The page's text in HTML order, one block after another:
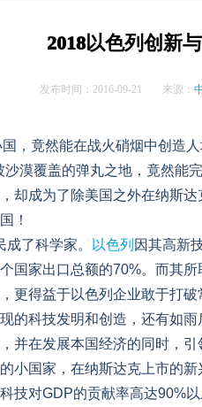
2018以色列创新
发布时间： 2016-09-21 来源：
竟然能在战火硝烟中创造人
漠覆盖的弹丸之地，竟然能
却成为了除美国之外在纳斯
！
了科学家。
以色列 因其高新
国家出口总额的70%。而其
更得益于以色列企业敢于打
的科技发明和创造，还有如
并在发展本国经济的同时，引
小国家，在纳斯达克上市的
技对GDP的贡献率高达90%